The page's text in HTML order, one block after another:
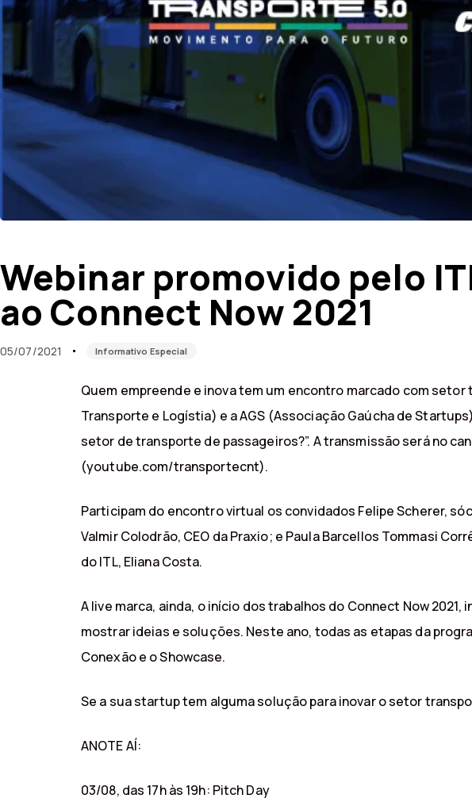
Webinar promovido pelo
ao Connect Now 2021
05/07/2021 Informativo Especial
Quem empreende e inova tem um encontro marcado com
Transporte e Logístia) e a AGS (Associação Gaúcha de
setor de transporte de passageiros?”. A transmissão será no
(youtube.com/transportecnt).
Participam do encontro virtual os convidados Felipe Scherer,
Valmir Colodrão, CEO da Praxio; e Paula Barcellos Tommasi
do ITL, Eliana Costa.
A live marca, ainda, o início dos trabalhos do Connect Now
mostrar ideias e soluções. Neste ano, todas as etapas da
Conexão e o Showcase.
Se a sua startup tem alguma solução para inovar o setor
ANOTE AÍ:
03/08, das 17h às 19h: Pitch Day